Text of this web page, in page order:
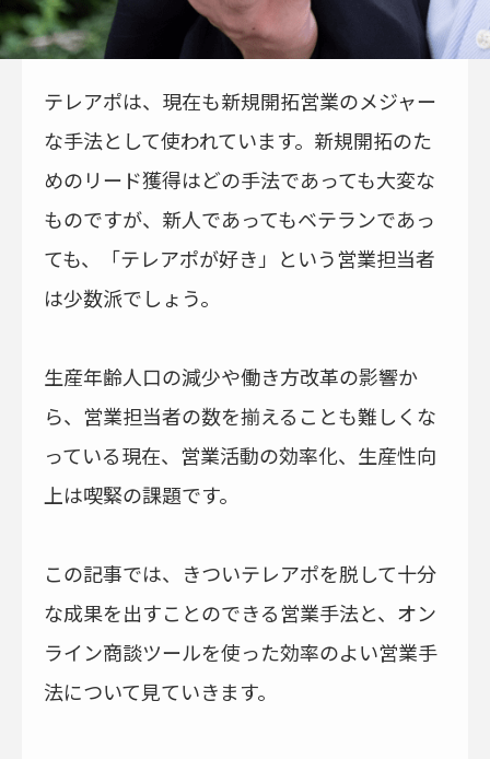
テレアポは、現在も新規開拓営業のメジャー
な手法として使われています。新規開拓のた
めのリード獲得はどの手法であっても大変な
ものですが、新人であってもベテランであっ
ても、「テレアポが好き」という営業担当者
は少数派でしょう。
生産年齢人口の減少や働き方改革の影響か
ら、営業担当者の数を揃えることも難しくな
っている現在、営業活動の効率化、生産性向
上は喫緊の課題です。
この記事では、きついテレアポを脱して十分
な成果を出すことのできる営業手法と、オン
ライン商談ツールを使った効率のよい営業手
法について見ていきます。